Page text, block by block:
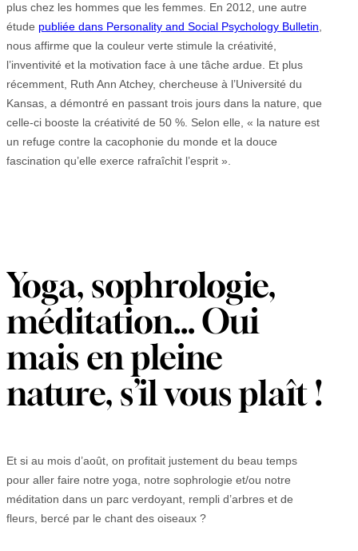
plus chez les hommes que les femmes. En 2012, une autre
étude publiée dans Personality and Social Psychology Bulletin
nous affirme que la couleur verte stimule la créativité,
l’inventivité et la motivation face à une tâche ardue. Et plus
récemment, Ruth Ann Atchey, chercheuse à l’Université du
Kansas, a démontré en passant trois jours dans la nature, que
celle-ci booste la créativité de 50 %. Selon elle, « la nature est
un refuge contre la cacophonie du monde et la douce
fascination qu’elle exerce rafraîchit l’esprit ».
Yoga, sophrologie,
méditation… Oui
mais en pleine
nature, s’il vous plaît !
Et si au mois d’août, on profitait justement du beau temps
pour aller faire notre yoga, notre sophrologie et/ou notre
méditation dans un parc verdoyant, rempli d’arbres et de
fleurs, bercé par le chant des oiseaux ?